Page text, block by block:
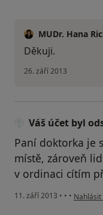
MUDr. Hana
Děkuji.
26. září 2013
Váš účet byl
Paní doktorka je
místě, zároveň
v ordinaci cítím
11. září 2013 • • • podle